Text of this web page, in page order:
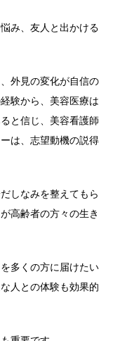
み、友人と出かける
外見の変化が自信の
験から、美容医療は
と信じ、美容看護師
は、志望動機の説得
しなみを整えてもら
高齢者の方々の生き
多くの方に届けたい
人との体験も効果的